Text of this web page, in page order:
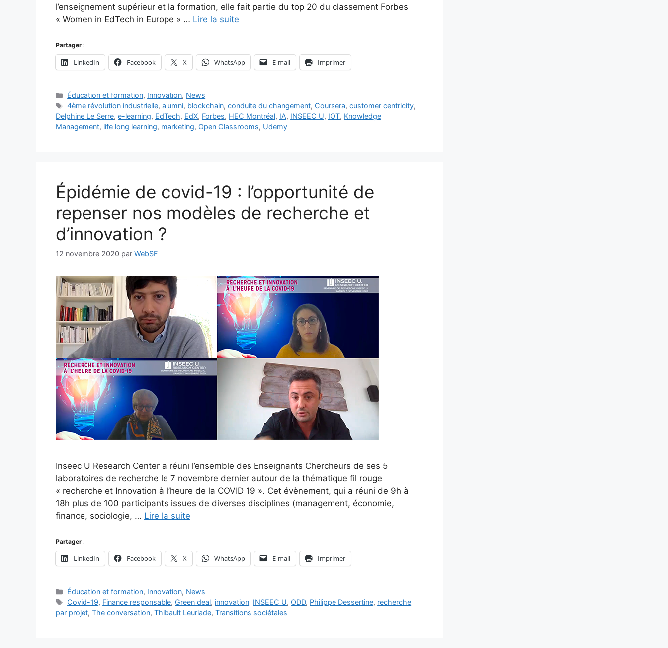
l’enseignement supérieur et la formation, elle fait partie du top 20 du classement Forbes
« Women in EdTech in Europe » … Lire la suite
Partager :
LinkedIn Facebook X WhatsApp E-mail Imprimer
Catégories
Éducation et formation, Innovation, News
Étiquettes
4ème révolution industrielle,alumni, blockchain,conduite du changement, Coursera,customer centricity,
Delphine Le Serre, e-learning, EdTech, EdX, Forbes, HEC Montréal, IA, INSEEC U, IOT, Knowledge
Management, life long learning, marketing, Open Classrooms, Udemy
Épidémie de covid-19 : l’opportunité de
repenser nos modèles de recherche et
d’innovation ?
12 novembre 2020 par WebSF
Inseec U Research Center a réuni l’ensemble des Enseignants Chercheurs de ses 5
laboratoires de recherche le 7 novembre dernier autour de la thématique fil rouge
« recherche et Innovation à l’heure de la COVID 19 ». Cet évènement, qui a réuni de 9h à
18h plus de 100 participants issues de diverses disciplines (management, économie,
finance, sociologie, … Lire la suite
Partager :
LinkedIn Facebook X WhatsApp E-mail Imprimer
Catégories
Éducation et formation, Innovation, News
Étiquettes
Covid-19, Finance responsable, Green deal, innovation, INSEEC U, ODD, Philippe Dessertine, recherche
par projet, The conversation, Thibault Leuriade, Transitions sociétales